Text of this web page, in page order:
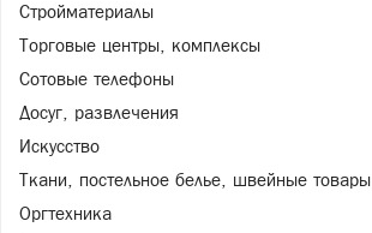
Стройматериалы
Торговые центры, комплексы
Сотовые телефоны
Досуг, развлечения
Искусство
Ткани, постельное белье, швейные товары
Оргтехника